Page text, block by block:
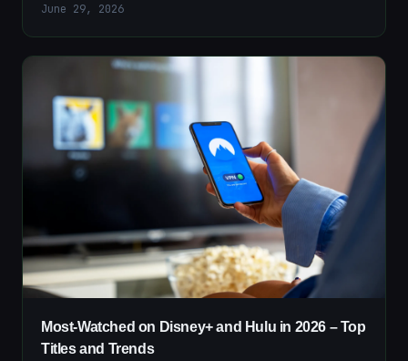
June 29, 2026
Most-Watched on Disney+ and Hulu in 2026 – Top
Titles and Trends